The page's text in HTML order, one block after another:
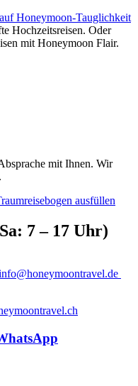
Honeymoon-Tauglichkeit
Hochzeitsreisen. Oder
mit Honeymoon Flair.
mit Ihnen. Wir
ausfüllen
7 – 17 Uhr)